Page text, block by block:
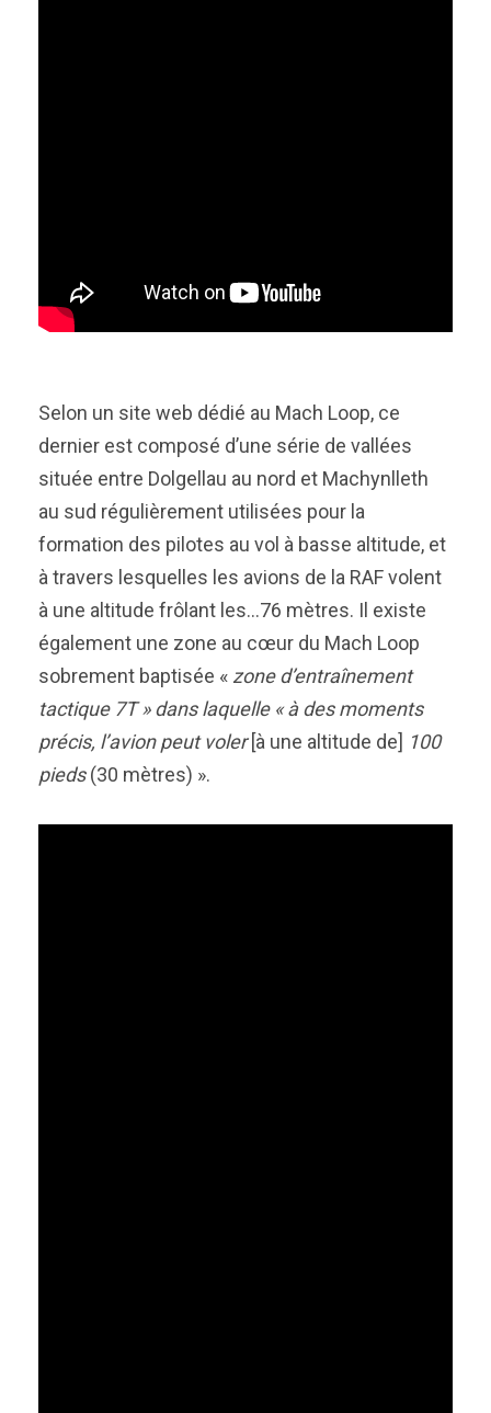
Selon un site web dédié au Mach Loop, ce
dernier est composé d’une série de vallées
située entre Dolgellau au nord et Machynlleth
au sud régulièrement utilisées pour la
formation des pilotes au vol à basse altitude, et
à travers lesquelles les avions de la RAF volent
à une altitude frôlant les…76 mètres. Il existe
également une zone au cœur du Mach Loop
sobrement baptisée « zone d’entraînement
tactique 7T » dans laquelle « à des moments
précis, l’avion peut voler[à une altitude de] 100
pieds(30 mètres) ».